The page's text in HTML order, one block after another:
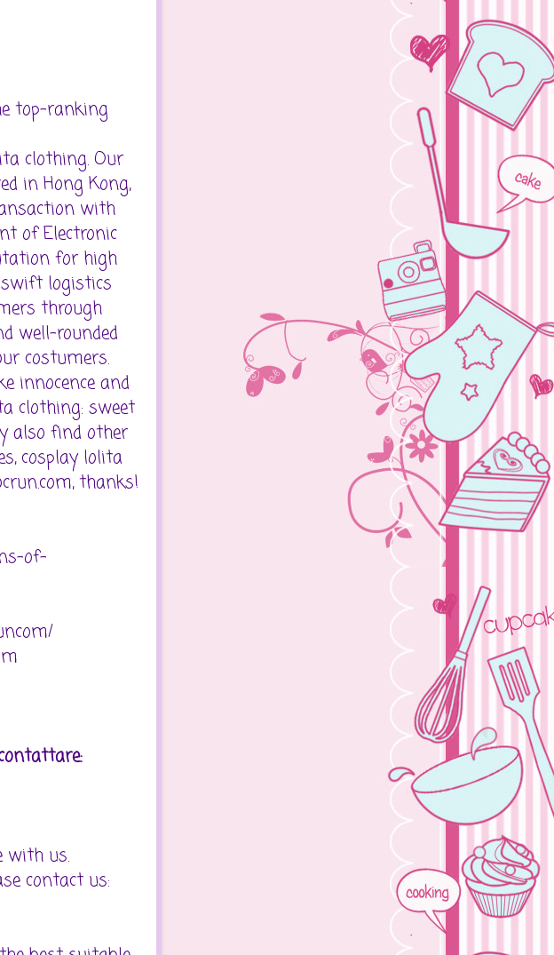
top-ranking
clothing. Our
in Hong Kong,
with
of Electronic
for high
logistics
through
well-rounded
costumers.
innocence and
clothing: sweet
also find other
cosplay lolita
thanks!
of-
with us.
contact us: